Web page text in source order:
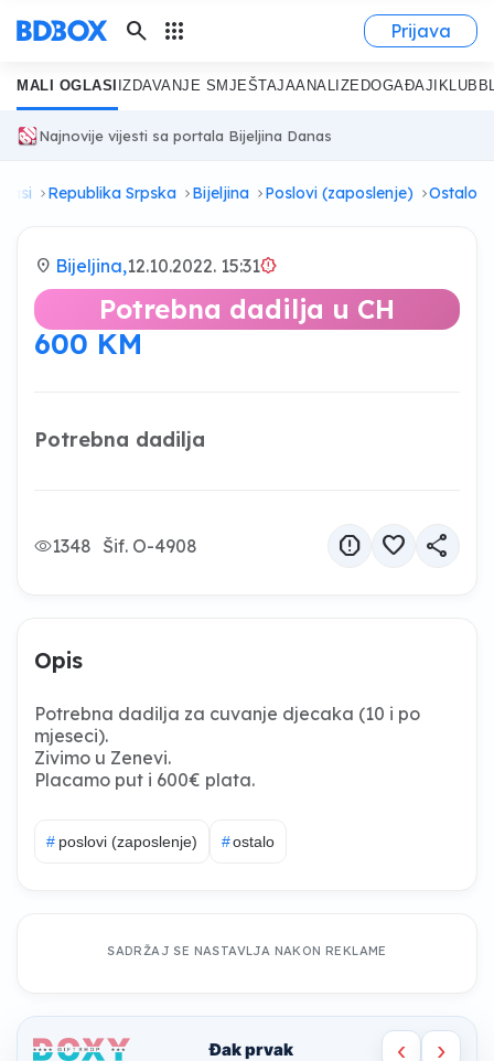
search apps Prijava
MALI OGLASI IZDAVANJE SMJEŠTAJAANALIZE DOGAĐAJI KLUB
Najnovije vijesti sa portala Bijeljina Danas
Republika Srpska Bijeljina Poslovi (zaposlenje) Ostalo
location_on Bijeljina,12.10.2022. 15:31brightness_alert
Potrebna dadilja u CH
600 KM
Potrebna dadilja
1348 Šif. O-4908 report favorite share
Opis
Potrebna dadilja za cuvanje djecaka (10 i po
mjeseci).
Zivimo u Zenevi.
Placamo put i 600€ plata.
# poslovi (zaposlenje) #ostalo
SADRŽAJ SE NASTAVLJA NAKON REKLAME